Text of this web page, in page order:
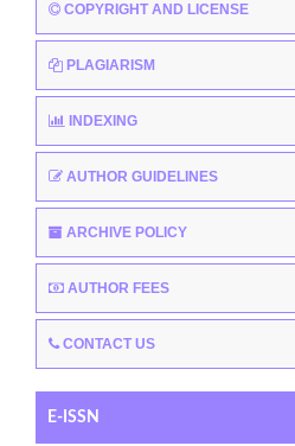
COPYRIGHT AND LICENSE
PLAGIARISM
INDEXING
AUTHOR GUIDELINES
ARCHIVE POLICY
AUTHOR FEES
CONTACT US
E-ISSN